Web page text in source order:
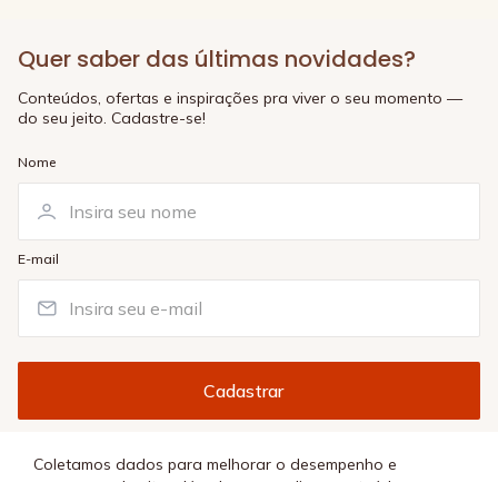
Coletamos dados para melhorar o desempenho e
Quer saber das últimas novidades?
Conteúdos, ofertas e inspirações pra viver o seu momento —
do seu jeito. Cadastre-se!
Nome
E-mail
Cuidamos dos seus dados com carinho. Ao se cadastrar, você